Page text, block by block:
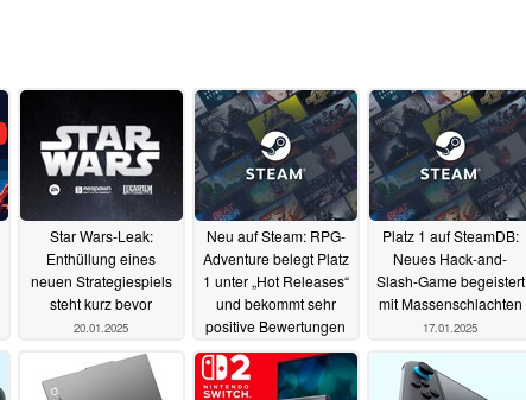
Star Wars-Leak:
Enthüllung eines
neuen Strategiespiels
steht kurz bevor
20.01.2025
Neu auf Steam: RPG-
Adventure belegt Platz
1 unter „Hot Releases“
und bekommt sehr
positive Bewertungen
20.01.2025
Platz 1 auf SteamDB:
Neues Hack-and-
Slash-Game begeistert
mit Massenschlachten
17.01.2025